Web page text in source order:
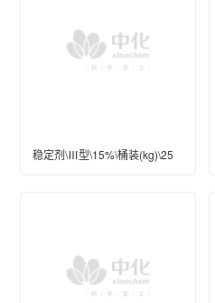
稳定剂\Ⅲ型\15%\桶装(kg)\25